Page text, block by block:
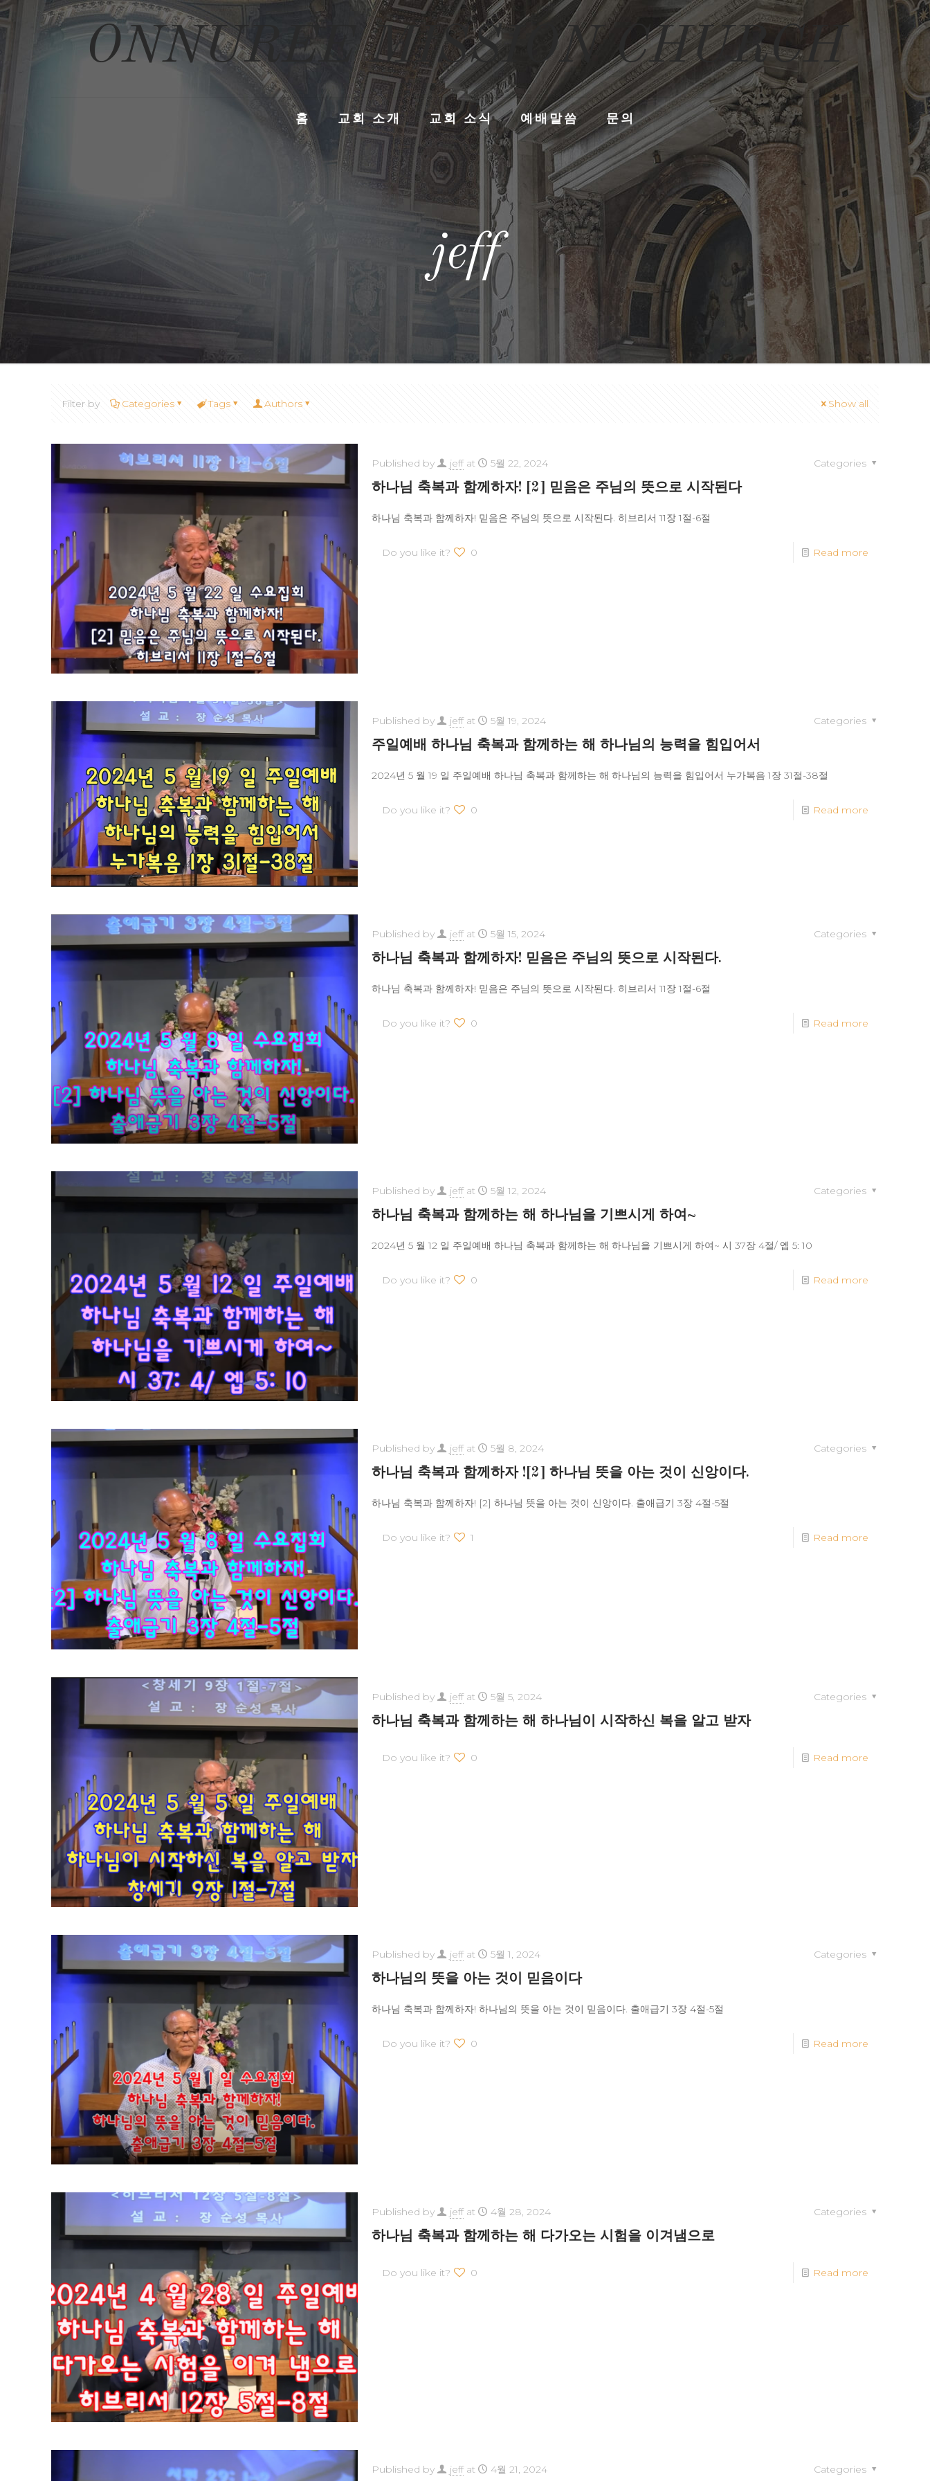
ONNUREE MISSION CHURCH
홈 교회 소개 교회 소식 예배말씀 문의
jeff
Filter by Categories Tags Authors Show all
Published by jeff at 5월 22, 2024 Categories
하나님 축복과 함께하자! [2] 믿음은 주님의 뜻으로 시작된다
하나님 축복과 함께하자! 믿음은 주님의 뜻으로 시작된다. 히브리서 11장 1절-6절
Do you like it? 0 Read more
Published by jeff at 5월 19, 2024 Categories
주일예배 하나님 축복과 함께하는 해 하나님의 능력을 힘입어서
2024년 5 월 19 일 주일예배 하나님 축복과 함께하는 해 하나님의 능력을 힘입어서 누가복음 1장 31절-38절
Do you like it? 0 Read more
Published by jeff at 5월 15, 2024 Categories
하나님 축복과 함께하자! 믿음은 주님의 뜻으로 시작된다.
하나님 축복과 함께하자! 믿음은 주님의 뜻으로 시작된다. 히브리서 11장 1절-6절
Do you like it? 0 Read more
Published by jeff at 5월 12, 2024 Categories
하나님 축복과 함께하는 해 하나님을 기쁘시게 하여~
2024년 5 월 12 일 주일예배 하나님 축복과 함께하는 해 하나님을 기쁘시게 하여~ 시 37장 4절/ 엡 5: 10
Do you like it? 0 Read more
Published by jeff at 5월 8, 2024 Categories
하나님 축복과 함께하자 ![2] 하나님 뜻을 아는 것이 신앙이다.
하나님 축복과 함께하자! [2] 하나님 뜻을 아는 것이 신앙이다. 출애급기 3장 4절-5절
Do you like it? 1 Read more
Published by jeff at 5월 5, 2024 Categories
하나님 축복과 함께하는 해 하나님이 시작하신 복을 알고 받자
Do you like it? 0 Read more
Published by jeff at 5월 1, 2024 Categories
하나님의 뜻을 아는 것이 믿음이다
하나님 축복과 함께하자! 하나님의 뜻을 아는 것이 믿음이다. 출애급기 3장 4절-5절
Do you like it? 0 Read more
Published by jeff at 4월 28, 2024 Categories
하나님 축복과 함께하는 해 다가오는 시험을 이겨냄으로
Do you like it? 0 Read more
Published by jeff at 4월 21, 2024 Categories